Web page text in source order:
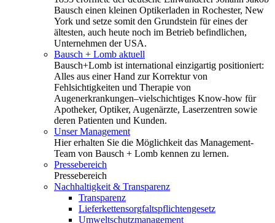
Bausch einen kleinen Optikerladen in Rochester, New
York und setze somit den Grundstein für eines der
ältesten, auch heute noch im Betrieb befindlichen,
Unternehmen der USA.
Bausch + Lomb aktuell
Bausch+Lomb ist international einzigartig positioniert:
Alles aus einer Hand zur Korrektur von
Fehlsichtigkeiten und Therapie von
Augenerkrankungen–vielschichtiges Know-how für
Apotheker, Optiker, Augenärzte, Laserzentren sowie
deren Patienten und Kunden.
Unser Management
Hier erhalten Sie die Möglichkeit das Management-
Team von Bausch + Lomb kennen zu lernen.
Pressebereich
Pressebereich
Nachhaltigkeit & Transparenz
Transparenz
Lieferkettensorgfaltspflichtengesetz
Umweltschutzmanagement